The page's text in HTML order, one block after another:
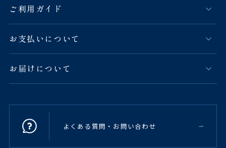
ご利用ガイド
お支払いについて
お届けについて
よくある質問・お問い合わせ